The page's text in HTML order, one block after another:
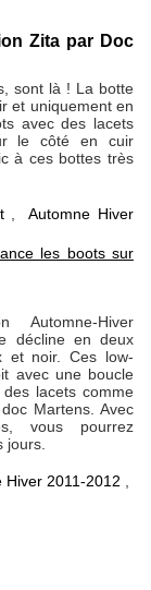
Zita par Doc
sont là ! La botte
et uniquement en
avec des lacets
le côté en cuir
à ces bottes très
,Automne Hiver
les boots sur
Automne-Hiver
décline en deux
et noir. Ces low-
avec une boucle
lacets comme
Martens. Avec
vous pourrez
jours.
Hiver 2011-2012 ,